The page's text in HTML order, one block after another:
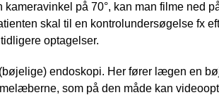
på 70°, kan man filme ned
skal til en kontrolundersøgelse fx
optagelser.
endoskopi. Her fører lægen en
som på den måde kan